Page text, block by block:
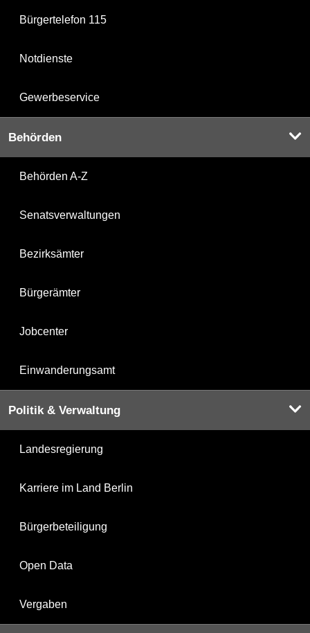
Bürgertelefon 115
Notdienste
Gewerbeservice
Behörden
Behörden A-Z
Senatsverwaltungen
Bezirksämter
Bürgerämter
Jobcenter
Einwanderungsamt
Politik & Verwaltung
Landesregierung
Karriere im Land Berlin
Bürgerbeteiligung
Open Data
Vergaben